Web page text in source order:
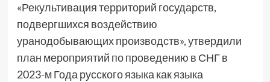
«Рекультивация территорий государств,
подвергшихся воздействию
уранодобывающих производств», утвердили
план мероприятий по проведению в СНГ в
2023-м Года русского языка как языка